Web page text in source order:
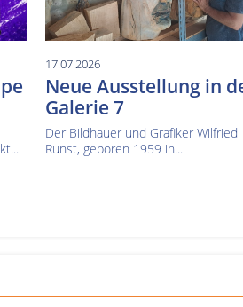
17.07.2026
Neue Ausstellung in
Galerie 7
Der Bildhauer und Grafiker Wilfried
Runst, geboren 1959 in...